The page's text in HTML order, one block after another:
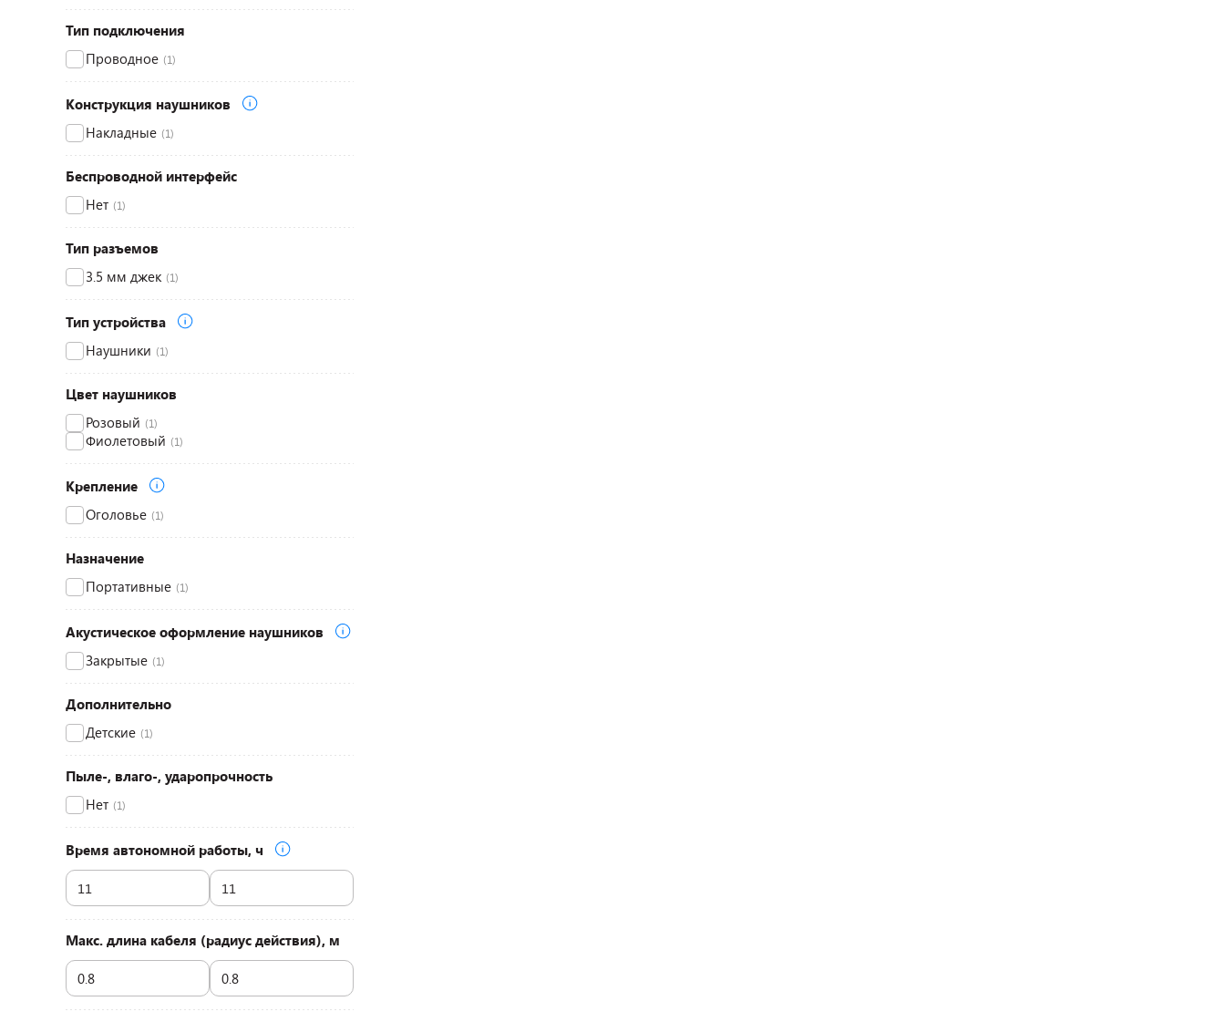
Тип подключения
Проводное (1)
Конструкция наушников
Накладные (1)
Беспроводной интерфейс
Нет (1)
Тип разъемов
3.5 мм джек (1)
Тип устройства
Наушники (1)
Цвет наушников
Розовый (1)
Фиолетовый (1)
Крепление
Оголовье (1)
Назначение
Портативные (1)
Акустическое оформление наушников
Закрытые (1)
Дополнительно
Детские (1)
Пыле-, влаго-, ударопрочность
Нет (1)
Время автономной работы, ч
Макс. длина кабеля (радиус действия), м